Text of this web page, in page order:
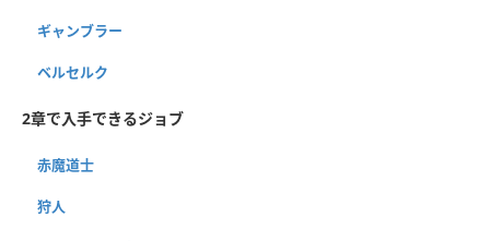
ギャンブラー
ベルセルク
2章で入手できるジョブ
赤魔道士
狩人